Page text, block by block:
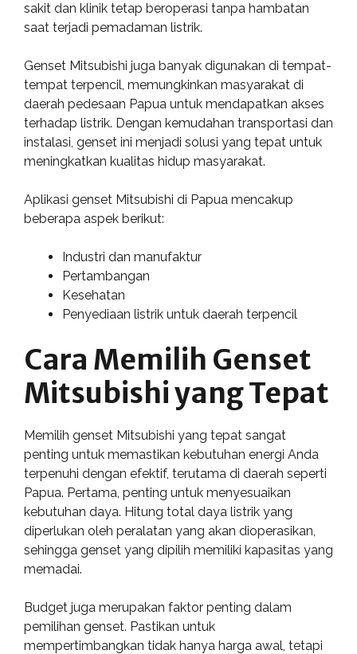
sakit dan klinik tetap beroperasi tanpa hambatan
saat terjadi pemadaman listrik.
Genset Mitsubishi juga banyak digunakan di tempat-
tempat terpencil, memungkinkan masyarakat di
daerah pedesaan Papua untuk mendapatkan akses
terhadap listrik. Dengan kemudahan transportasi dan
instalasi, genset ini menjadi solusi yang tepat untuk
meningkatkan kualitas hidup masyarakat.
Aplikasi genset Mitsubishi di Papua mencakup
beberapa aspek berikut:
Industri dan manufaktur
Pertambangan
Kesehatan
Penyediaan listrik untuk daerah terpencil
Cara Memilih Genset
Mitsubishi yang Tepat
Memilih genset Mitsubishi yang tepat sangat
penting untuk memastikan kebutuhan energi Anda
terpenuhi dengan efektif, terutama di daerah seperti
Papua. Pertama, penting untuk menyesuaikan
kebutuhan daya. Hitung total daya listrik yang
diperlukan oleh peralatan yang akan dioperasikan,
sehingga genset yang dipilih memiliki kapasitas yang
memadai.
Budget juga merupakan faktor penting dalam
pemilihan genset. Pastikan untuk
mempertimbangkan tidak hanya harga awal, tetapi